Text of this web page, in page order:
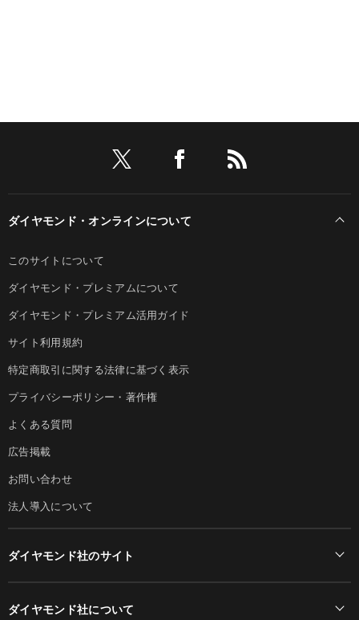
ダイヤモンド・オンラインについて
このサイトについて
ダイヤモンド・プレミアムについて
ダイヤモンド・プレミアム活用ガイド
サイト利用規約
特定商取引に関する法律に基づく表示
プライバシーポリシー・著作権
よくある質問
広告掲載
お問い合わせ
法人導入について
ダイヤモンド社のサイト
ダイヤモンド社について